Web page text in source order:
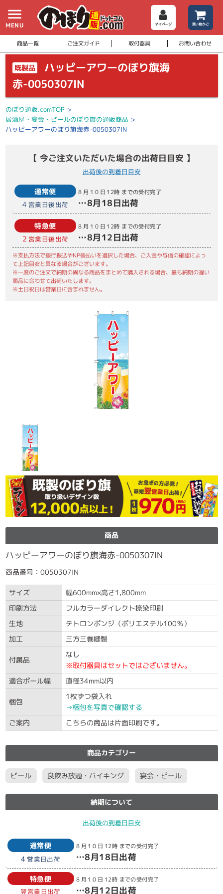
menu
MENU マイページ 買い物かご
商品一覧 ご注文ガイド 取付器具 お問い合わせ
既製品
ハッピーアワーのぼり旗海
赤-0050307IN
のぼり通販.comTOP >
居酒屋・宴会・ビールのぼり旗の通販商品 >
ハッピーアワーのぼり旗海赤-0050307IN
【 今ご注文いただいた場合の出荷日目安 】
出荷後の到着日目安
通常便
4 営業日後出荷
8月10日 12時 までの受付完了
…8月18日出荷
特急便
2 営業日後出荷
8月10日 12時 までの受付完了
…8月12日出荷
※支払方法で銀行振込やNP後払いを選択した場合、ご入金や与信の確認によっ
て上記目安と異なる場合がございます。
※一度のご注文で納期の異なる商品をまとめて購入される場合、最も納期の遅い
商品に合わせて出荷いたします。
※土日祝日は営業日に含まれません。
商品
ハッピーアワーのぼり旗海赤-0050307IN
商品番号：0050307IN
サイズ
幅600mm×高さ1,800mm
印刷方法
フルカラーダイレクト捺染印刷
生地
テトロンポンジ（ポリエステル100％）
加工
三方三巻縫製
付属品
なし
※取付器具はセットではございません。
適合ポール幅
直径34mm以内
梱包
1枚ずつ袋入れ
→梱包を写真で確認する
ご案内
こちらの商品は片面印刷です。
商品カテゴリー
ビール 食飲み放題・バイキング 宴会・ビール
納期について
出荷後の到着日目安
通常便
4 営業日出荷
8月10日 12時 までの受付完了
…8月18日出荷
特急便
翌営業日出荷
8月10日 12時 までの受付完了
…8月12日出荷